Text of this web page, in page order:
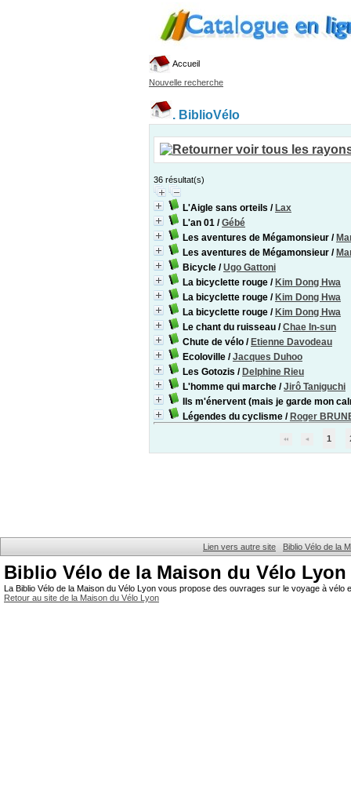
Accueil
Nouvelle recherche
. BiblioVélo
36 résultat(s)
L'Aigle sans orteils / Lax
L'an 01 /Gébé
Les aventures de Mégamonsieur /
Les aventures de Mégamonsieur /
Bicycle /Ugo Gattoni
La bicyclette rouge / Kim Dong Hwa
La bicyclette rouge / Kim Dong Hwa
La bicyclette rouge / Kim Dong Hwa
Le chant du ruisseau /Chae In-sun
Chute de vélo / Etienne Davodeau
Ecoloville /Jacques Duhoo
Les Gotozis / Delphine Rieu
L'homme qui marche /Jirô Taniguchi
Ils m'énervent (mais je garde mon
Légendes du cyclisme / Roger
1
Lien vers autre site Biblio Vélo de la
Biblio Vélo de la Maison du Vélo Lyon
La Biblio Vélo de la Maison du Vélo Lyon vous propose des ouvrages sur le voyage à
Retour au site de la Maison du Vélo Lyon